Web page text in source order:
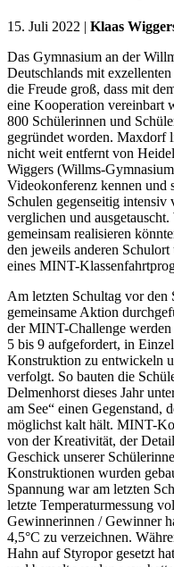
15. Juli 2022 | Klaas
Das Gymnasium an der
Deutschlands mit
die Freude groß, dass mit
eine Kooperation vereinbart
800 Schülerinnen und
gegründet worden. Maxdorf
nicht weit entfernt von
Wiggers (Willms-
Videokonferenz kennen und
Schulen gegenseitig
verglichen und
gemeinsam realisieren
den jeweils anderen
eines MINT-
Am letzten Schultag vor den
gemeinsame Aktion
der MINT-Challenge werden
5 bis 9 aufgefordert, in
Konstruktion zu entwickeln
verfolgt. So bauten die
Delmenhorst dieses Jahr
am See“ einen Gegenstand,
möglichst kalt hält. MINT-
von der Kreativität, der
Geschick unserer
Konstruktionen wurden
Spannung war am letzten
letzte Temperaturmessung
Gewinnerinnen / Gewinner
4,5°C zu verzeichnen.
Hahn auf Styropor gesetzt